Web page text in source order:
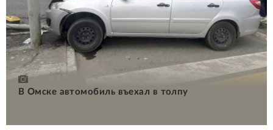
В Омске автомобиль въехал в толпу